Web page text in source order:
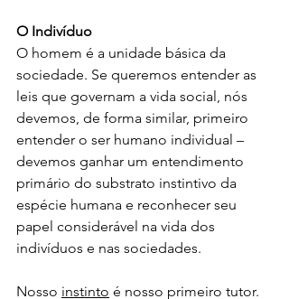
O Indivíduo
O homem é a unidade básica da
sociedade. Se queremos entender as
leis que governam a vida social, nós
devemos, de forma similar, primeiro
entender o ser humano individual –
devemos ganhar um entendimento
primário do substrato instintivo da
espécie humana e reconhecer seu
papel considerável na vida dos
indivíduos e nas sociedades.
Nosso instinto é nosso primeiro tutor.